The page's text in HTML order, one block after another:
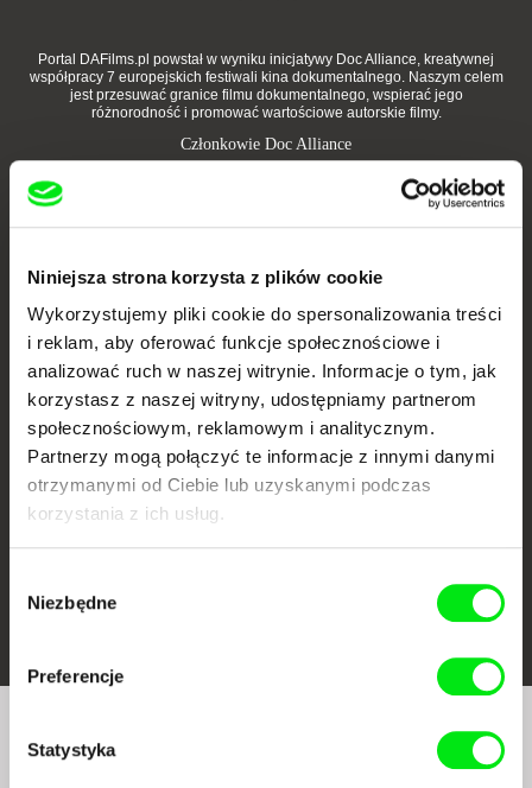
Niniejsza strona korzysta z plików cookie
Wykorzystujemy pliki cookie do spersonalizowania treści
i reklam, aby oferować funkcje społecznościowe i
analizować ruch w naszej witrynie. Informacje o tym, jak
korzystasz z naszej witryny, udostępniamy partnerom
społecznościowym, reklamowym i analitycznym.
Partnerzy mogą połączyć te informacje z innymi danymi
otrzymanymi od Ciebie lub uzyskanymi podczas
korzystania z ich usług.
zgody
Niezbędne
Preferencje
Statystyka
Portal DAFilms.pl powstał w wyniku inicjatywy Doc Alliance, kreatywnej
współpracy 7 europejskich festiwali kina dokumentalnego. Naszym celem
jest przesuwać granice filmu dokumentalnego, wspierać jego
różnorodność i promować wartościowe autorskie filmy.
Członkowie Doc Alliance
CPH:DOX Doclisboa
Millennium Docs
Against Gravity
DOK Leipzig
FIDMarseille
Czy chcesz regularnie otrzymywać newsletter z